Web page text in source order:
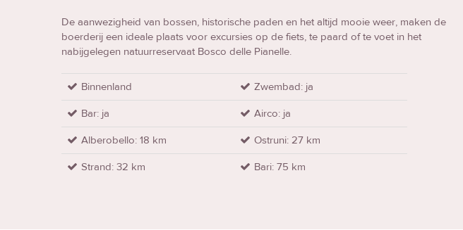
De aanwezigheid van bossen, historische paden en het altijd mooie weer, maken de
boerderij een ideale plaats voor excursies op de fiets, te paard of te voet in het
nabijgelegen natuurreservaat Bosco delle Pianelle.
Binnenland
Zwembad: ja
Bar: ja
Airco: ja
Alberobello: 18 km
Ostruni: 27 km
Strand: 32 km
Bari: 75 km